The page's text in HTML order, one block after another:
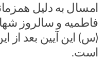
امسال به دلیل
فاطمیه و سالروز
(س) این آیین بعد از
است.